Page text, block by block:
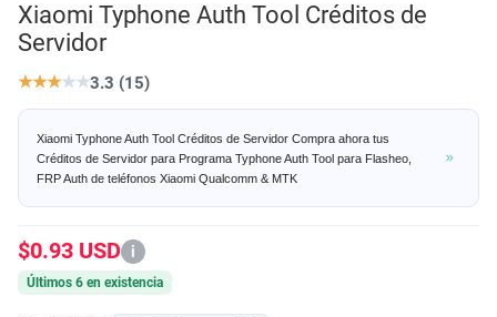
Xiaomi Typhone Auth Tool Créditos de
Servidor
★★★★★3.3 (15)
Xiaomi Typhone Auth Tool Créditos de Servidor Compra ahora tus
Créditos de Servidor para Programa Typhone Auth Tool para Flasheo,
FRP Auth de teléfonos Xiaomi Qualcomm & MTK
$0.93 USD i
Últimos 6 en existencia